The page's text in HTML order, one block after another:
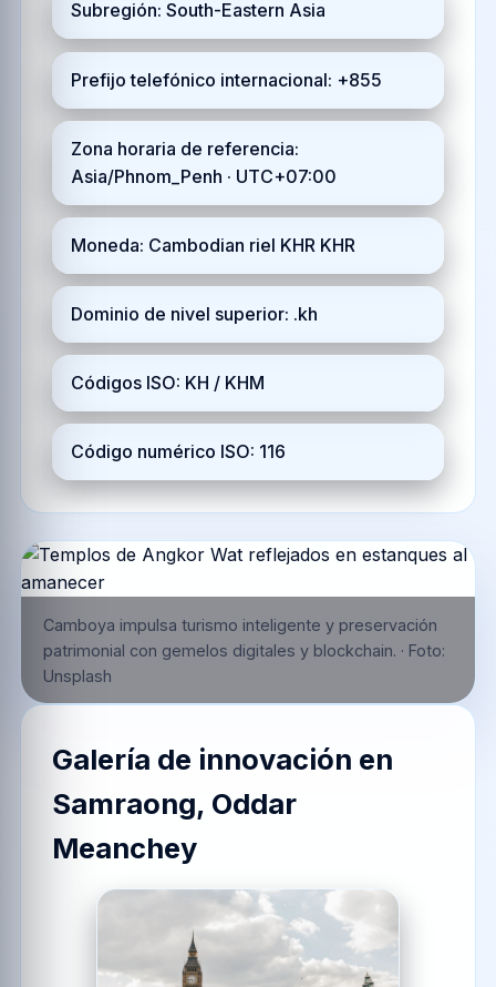
Subregión: South-Eastern Asia
Prefijo telefónico internacional: +855
Zona horaria de referencia:
Asia/Phnom_Penh · UTC+07:00
Moneda: Cambodian riel KHR KHR
Dominio de nivel superior: .kh
Códigos ISO: KH / KHM
Código numérico ISO: 116
Camboya impulsa turismo inteligente y preservación
patrimonial con gemelos digitales y blockchain. · Foto:
Unsplash
Galería de innovación en
Samraong, Oddar
Meanchey